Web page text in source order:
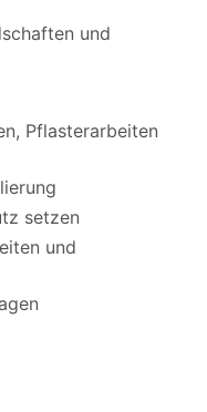
und
Pflasterarbeiten
setzen
und